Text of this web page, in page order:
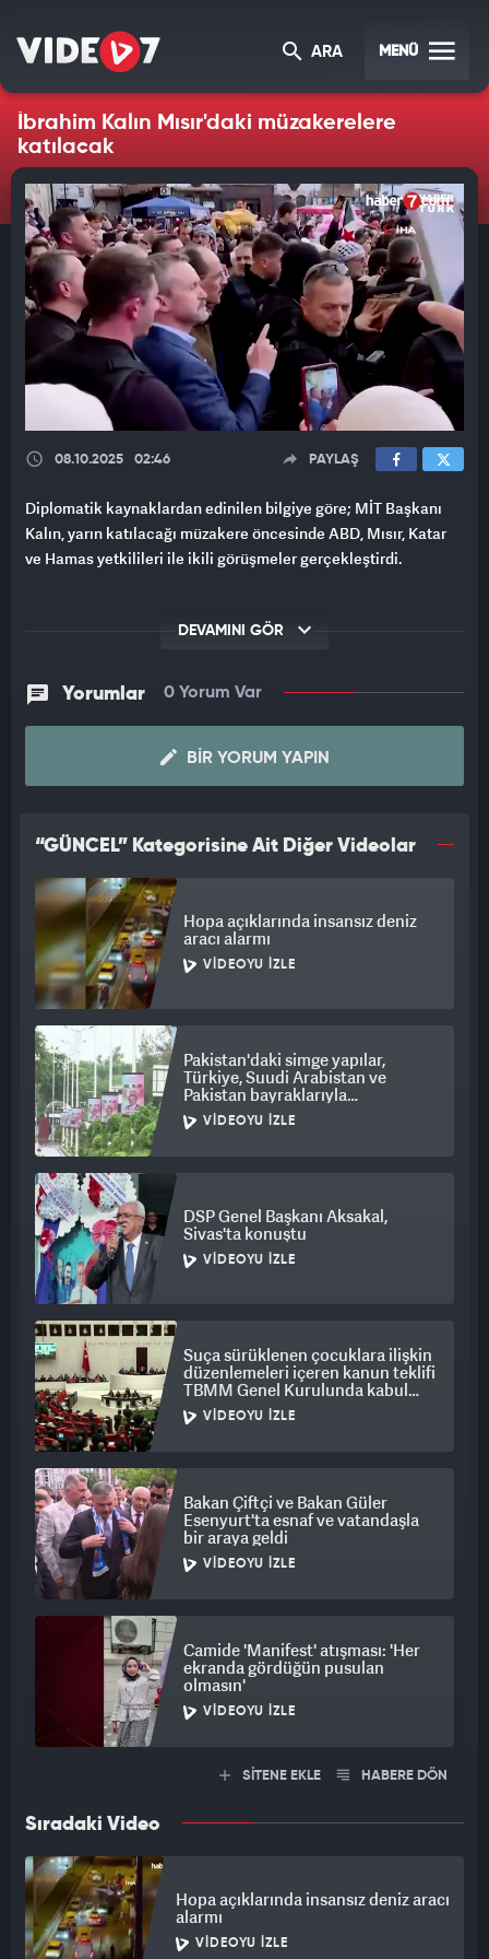
ARA MENÜ
İbrahim Kalın Mısır'daki müzakerelere
katılacak
08.10.2025 02:46 PAYLAŞ
Diplomatik kaynaklardan edinilen bilgiye göre; MİT Başkanı
Kalın, yarın katılacağı müzakere öncesinde ABD, Mısır, Katar
ve Hamas yetkilileri ile ikili görüşmeler gerçekleştirdi.
DEVAMINI GÖR
Yorumlar 0 Yorum Var
BIR YORUM YAPIN
“GÜNCEL” Kategorisine Ait Diğer Videolar
Hopa açıklarında insansız deniz
aracı alarmı
VIDEOYU İZLE
Pakistan'daki simge yapılar,
Türkiye, Suudi Arabistan ve
Pakistan bayraklarıyla
ışıklandırıldı
VIDEOYU İZLE
DSP Genel Başkanı Aksakal,
Sivas'ta konuştu
VIDEOYU İZLE
Suça sürüklenen çocuklara ilişkin
düzenlemeleri içeren kanun teklifi
TBMM Genel Kurulunda kabul
edildiVIDEOYU İZLE
Bakan Çiftçi ve Bakan Güler
Esenyurt'ta esnaf ve vatandaşla
bir araya geldi
VIDEOYU İZLE
Camide 'Manifest' atışması: 'Her
ekranda gördüğün pusulan
olmasın'
VIDEOYU İZLE
SİTENE EKLE HABERE DÖN
Sıradaki Video
Hopa açıklarında insansız deniz aracı
alarmı
VIDEOYU İZLE